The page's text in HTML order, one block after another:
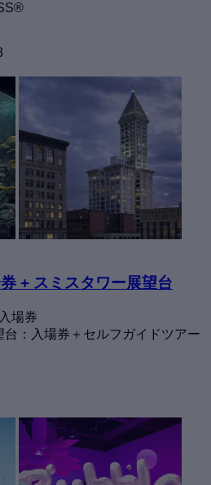
+ スミスタワー展望台
場券
台：入場券＋セルフガイドツアー